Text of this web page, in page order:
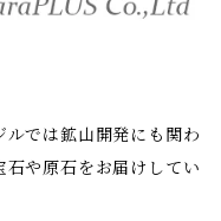
では鉱山開発にも関わ
石や原石をお届けしてい